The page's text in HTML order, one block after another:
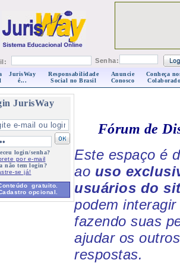
Senha:
JurisWay
é...
Responsabilidade
Social no Brasil
Anuncie
Conosco
Conheça
JurisWay
login/senha?
por e-mail
não tem login?
se já!
gratuito.
opcional.
Fórum de
Este espaço é
ao uso
usuários do
podem
fazendo suas
ajudar os
respostas.